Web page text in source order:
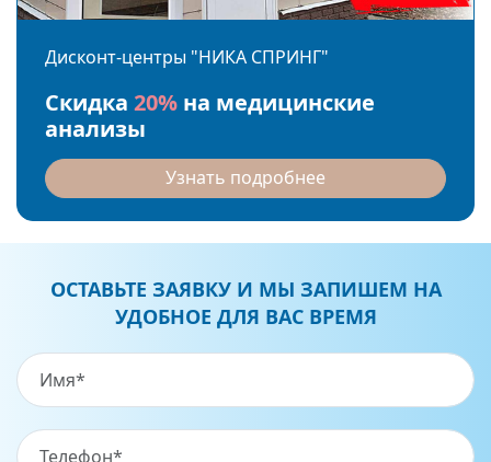
Дисконт-центры "НИКА СПРИНГ"
Скидка 20% на медицинские
анализы
Узнать подробнее
ОСТАВЬТЕ ЗАЯВКУ И МЫ ЗАПИШЕМ НА
УДОБНОЕ ДЛЯ ВАС ВРЕМЯ